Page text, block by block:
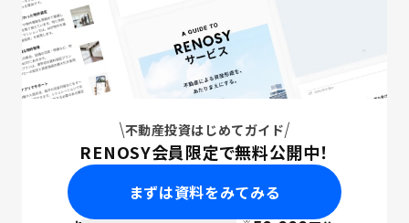
不動産投資はじめてガイド
RENOSY会員限定で無料公開中！
まずは資料をみてみる